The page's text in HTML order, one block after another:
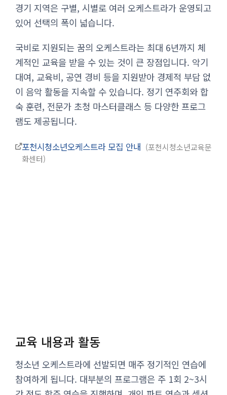
경기 지역은 구별, 시별로 여러 오케스트라가 운영되고
있어 선택의 폭이 넓습니다.
국비로 지원되는 꿈의 오케스트라는 최대 6년까지 체
계적인 교육을 받을 수 있는 것이 큰 장점입니다. 악기
대여, 교육비, 공연 경비 등을 지원받아 경제적 부담 없
이 음악 활동을 지속할 수 있습니다. 정기 연주회와 합
숙 훈련, 전문가 초청 마스터클래스 등 다양한 프로그
램도 제공됩니다.
포천시청소년오케스트라 모집 안내
포천시청소년교육문
화센터
교육 내용과 활동
청소년 오케스트라에 선발되면 매주 정기적인 연습에
참여하게 됩니다. 대부분의 프로그램은 주 1회 2~3시